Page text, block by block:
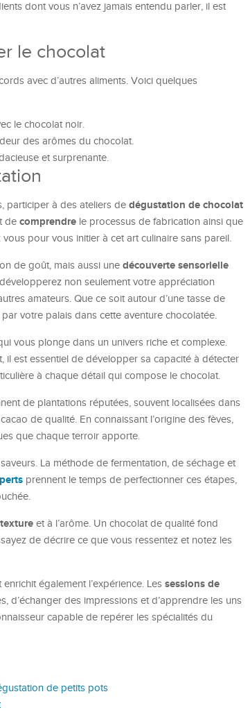
dont vous n’avez jamais entendu parler, il est
le chocolat
avec d’autres aliments. Voici quelques
le chocolat noir.
des arômes du chocolat.
et surprenante.
participer à des ateliers de dégustation de chocolat
de comprendre le processus de fabrication ainsi que
pour vous initier à cet art culinaire sans pareil.
de goût, mais aussi une découverte sensorielle
non seulement votre appréciation
amateurs. Que ce soit autour d’une tasse de
votre palais dans cette aventure chocolatée.
vous plonge dans un univers riche et complexe.
est essentiel de développer sa capacité à détecter
à chaque détail qui compose le chocolat.
de plantations réputées, souvent localisées dans
de qualité. En connaissant l’origine des fèves,
que chaque terroir apporte.
La méthode de fermentation, de séchage et
prennent le temps de perfectionner ces étapes,
texture et à l’arôme. Un chocolat de qualité fond
de décrire ce que vous ressentez et notez les
également l’expérience. Les sessions de
des impressions et d’apprendre les uns
capable de repérer les spécialités du
de petits pots